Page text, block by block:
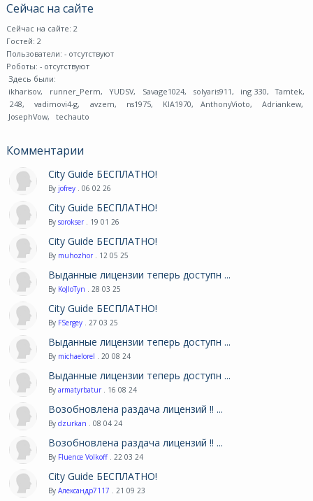
Сейчас на сайте
Сейчас на сайте: 2
Гостей: 2
Пользователи: - отсутствуют
Роботы: - отсутствуют
Здесь были:
ikharisov, runner_Perm, YUDSV, Savage1024, solyaris911, ing 330, Tamtek,
248, vadimovi4-g, avzem, ns1975, KIA1970, AnthonyVioto, Adriankew,
JosephVow, techauto
Комментарии
City Guide БЕСПЛАТНО!
By jofrey . 06 02 26
City Guide БЕСПЛАТНО!
By sorokser . 19 01 26
City Guide БЕСПЛАТНО!
By muhozhor . 12 05 25
Выданные лицензии теперь доступн ...
By KoJIoTyn . 28 03 25
City Guide БЕСПЛАТНО!
By FSergey . 27 03 25
Выданные лицензии теперь доступн ...
By michaelorel . 20 08 24
Выданные лицензии теперь доступн ...
By armatyrbatur . 16 08 24
Возобновлена раздача лицензий !! ...
By dzurkan . 08 04 24
Возобновлена раздача лицензий !! ...
By Fluence Volkoff . 22 03 24
City Guide БЕСПЛАТНО!
By Александр7117 . 21 09 23